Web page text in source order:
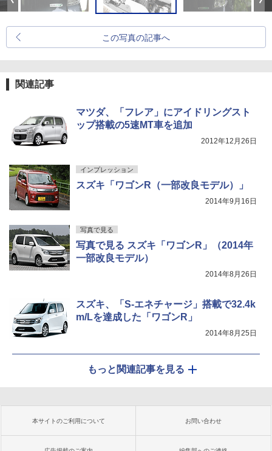
この写真の記事へ
関連記事
マツダ、「フレア」にアイドリングスト
ップ搭載の5速MT車を追加
2012年12月26日
インプレッション
スズキ「ワゴンR（一部改良モデル）」
2014年9月16日
写真で見る
写真で見る スズキ「ワゴンR」（2014年
一部改良モデル）
2014年8月26日
スズキ、「S-エネチャージ」搭載で32.4k
m/Lを達成した「ワゴンR」
2014年8月25日
もっと関連記事を見る
本サイトのご利用について お問い合わせ